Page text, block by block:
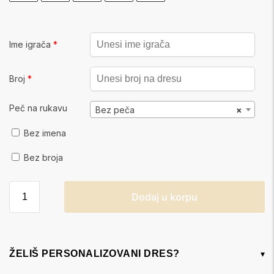
Ime igrača *
Broj *
Peč na rukavu ×
Bez peča
Bez imena
Bez broja
Dodaj u korpu
ŽELIŠ PERSONALIZOVANI DRES? ▾